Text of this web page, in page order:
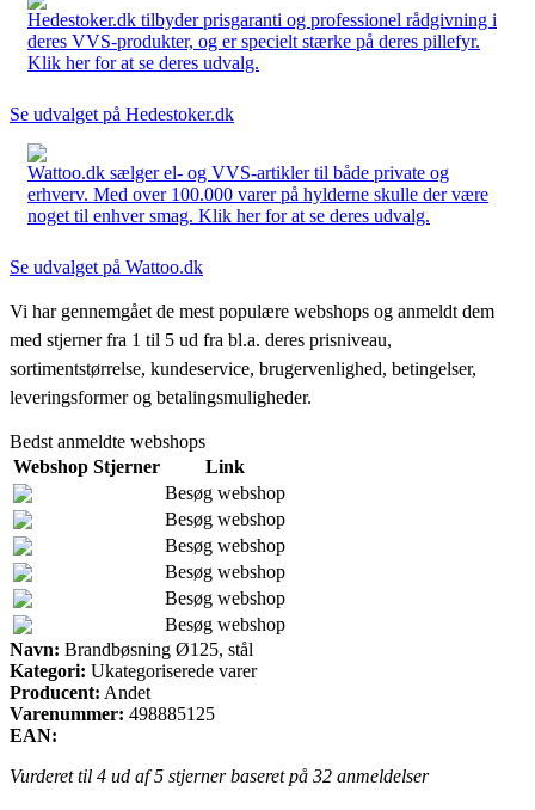
Hedestoker.dk tilbyder prisgaranti og professionel rådgivning i
deres VVS-produkter, og er specielt stærke på deres pillefyr.
Klik her for at se deres udvalg.
Se udvalget på Hedestoker.dk
Wattoo.dk sælger el- og VVS-artikler til både private og
erhverv. Med over 100.000 varer på hylderne skulle der være
noget til enhver smag. Klik her for at se deres udvalg.
Se udvalget på Wattoo.dk
Vi har gennemgået de mest populære webshops og anmeldt dem
med stjerner fra 1 til 5 ud fra bl.a. deres prisniveau,
sortimentstørrelse, kundeservice, brugervenlighed, betingelser,
leveringsformer og betalingsmuligheder.
Bedst anmeldte webshops
Webshop Stjerner
Link
Besøg webshop
Besøg webshop
Besøg webshop
Besøg webshop
Besøg webshop
Besøg webshop
Navn: Brandbøsning Ø125, stål
Kategori: Ukategoriserede varer
Producent: Andet
Varenummer: 498885125
EAN:
Vurderet til 4 ud af 5 stjerner baseret på 32 anmeldelser